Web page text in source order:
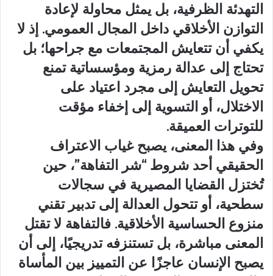
التهدئة الظرفية، بل يمثل محاولة لإعادة
التوازن الأخلاقي داخل المجال العمومي. إذ لا
يكفي أن تتعايش المجتمعات مع جراحها؛ بل
تحتاج إلى عدالة رمزية ومؤسساتية تمنع
تحويل التعايش إلى مجرد اعتياد على
الاختلال، أو التسوية إلى إخفاء مؤقت
للتوترات العميقة.
وفي هذا المعنى، يصبح غياب الاعتراف
الحقيقي أحد شروط “شر التفاهة”، حين
تُختزل القضايا المصيرية في سجالات
سطحية، أو تتحول العدالة إلى تدبير تقني
منزوع الحساسية الأخلاقية. فالتفاهة لا تقتل
المعنى مباشرة، بل تستنزفه تدريجيًا، إلى أن
يصبح الإنسان عاجزًا عن التمييز بين المأساة